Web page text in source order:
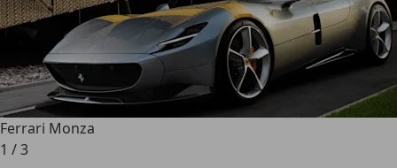
Ferrari Monza
1 /3